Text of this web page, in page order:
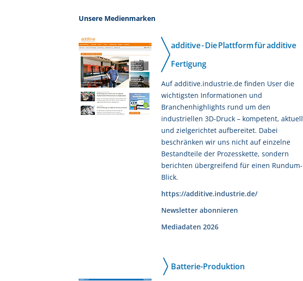
Unsere Medienmarken
additive - Die Plattform für additive
Fertigung
Auf additive.industrie.de finden User die
wichtigsten Informationen und
Branchenhighlights rund um den
industriellen 3D-Druck – kompetent, aktuell
und zielgerichtet aufbereitet. Dabei
beschränken wir uns nicht auf einzelne
Bestandteile der Prozesskette, sondern
berichten übergreifend für einen Rundum-
Blick.
https://additive.industrie.de/
Newsletter abonnieren
Mediadaten 2026
Batterie-Produktion